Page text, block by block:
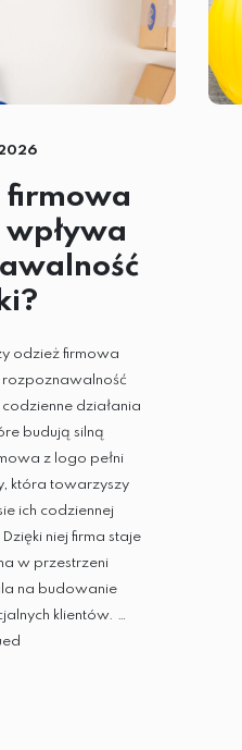
firmowa
odzież firmowa
działania
budują silną
z logo pełni
która towarzyszy
ich codziennej
niej firma staje
w przestrzeni
na budowanie
klientów. …